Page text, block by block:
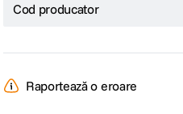
Cod producator
Raportează o eroare